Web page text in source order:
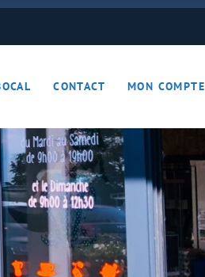
CONTACT MON COMPTE